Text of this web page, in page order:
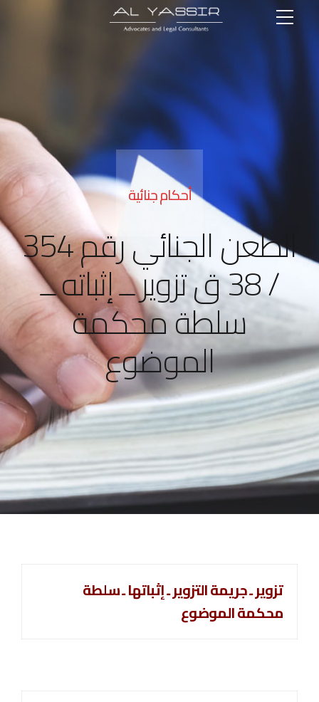
أحكام جنائية
الطعن الجنائي رقم 354
/ 38 ق تزوير ــ إثباته ــ
سلطة محكمة
الموضوع
تزوير ـ جريمة التزوير ـ إثباتها ـ سلطة
محكمة الموضوع